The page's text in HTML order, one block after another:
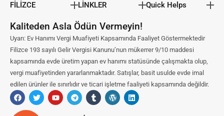
FİLİZCE LİNKLER Quick Helps
Kaliteden Asla Ödün Vermeyin!
Uyarı: Ev Hanımı Vergi Muafiyeti Kapsamında Faaliyet Göstermektedir
Filizce 193 sayılı Gelir Vergisi Kanunu’nun mükerrer 9/10 maddesi
kapsamında evde üretim yapan ev hanımı statüsünde çalışmakta olup,
vergi muafiyetinden yararlanmaktadır. Satışlar, basit usulde evde imal
edilen ürünler ile sınırlıdır ve ticari işletme faaliyeti kapsamında değildir.